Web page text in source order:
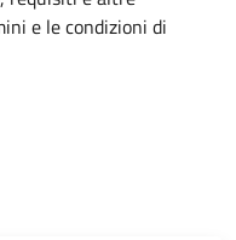
e le condizioni di